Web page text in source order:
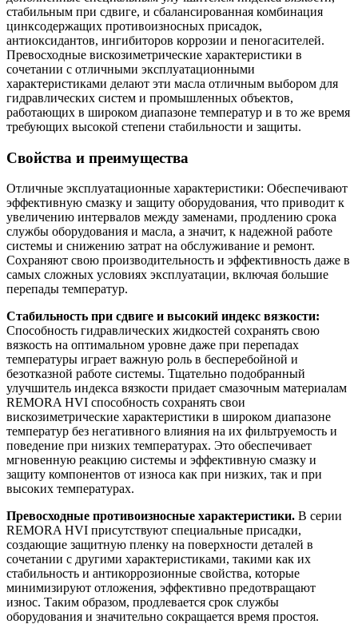
стабильным при сдвиге, и сбалансированная комбинация
цинксодержащих противоизносных присадок,
антиоксидантов, ингибиторов коррозии и пеногасителей.
Превосходные вискозиметрические характеристики в
сочетании с отличными эксплуатационными
характеристиками делают эти масла отличным выбором для
гидравлических систем и промышленных объектов,
работающих в широком диапазоне температур и в то же время
требующих высокой степени стабильности и защиты.
Свойства и преимущества
Отличные эксплуатационные характеристики: Обеспечивают
эффективную смазку и защиту оборудования, что приводит к
увеличению интервалов между заменами, продлению срока
службы оборудования и масла, а значит, к надежной работе
системы и снижению затрат на обслуживание и ремонт.
Сохраняют свою производительность и эффективность даже в
самых сложных условиях эксплуатации, включая большие
перепады температур.
Стабильность при сдвиге и высокий индекс вязкости:
Способность гидравлических жидкостей сохранять свою
вязкость на оптимальном уровне даже при перепадах
температуры играет важную роль в бесперебойной и
безотказной работе системы. Тщательно подобранный
улучшитель индекса вязкости придает смазочным материалам
REMORA HVI способность сохранять свои
вискозиметрические характеристики в широком диапазоне
температур без негативного влияния на их фильтруемость и
поведение при низких температурах. Это обеспечивает
мгновенную реакцию системы и эффективную смазку и
защиту компонентов от износа как при низких, так и при
высоких температурах.
Превосходные противоизносные характеристики. В серии
REMORA HVI присутствуют специальные присадки,
создающие защитную пленку на поверхности деталей в
сочетании с другими характеристиками, такими как их
стабильность и антикоррозионные свойства, которые
минимизируют отложения, эффективно предотвращают
износ. Таким образом, продлевается срок службы
оборудования и значительно сокращается время простоя.